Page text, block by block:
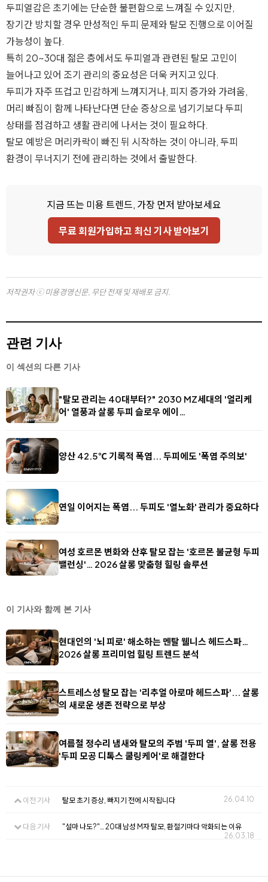
두피열감은 초기에는 단순한 불편함으로 느껴질 수 있지만,
장기간 방치할 경우 만성적인 두피 문제와 탈모 진행으로 이어질
가능성이 높다.
특히 20~30대 젊은 층에서도 두피열과 관련된 탈모 고민이
늘어나고 있어 조기 관리의 중요성은 더욱 커지고 있다.
두피가 자주 뜨겁고 민감하게 느껴지거나, 피지 증가와 가려움,
머리 빠짐이 함께 나타난다면 단순 증상으로 넘기기보다 두피
상태를 점검하고 생활 관리에 나서는 것이 필요하다.
탈모 예방은 머리카락이 빠진 뒤 시작하는 것이 아니라, 두피
환경이 무너지기 전에 관리하는 것에서 출발한다.
지금 뜨는 미용 트렌드, 가장 먼저 받아보세요
무료 회원가입하고 최신 기사 받아보기
저작권자 ⓒ 미용경영신문, 무단 전재 및 재배포 금지.
관련 기사
이 섹션의 다른 기사
"탈모 관리는 40대부터?" 2030 MZ세대의 '얼리케
어' 열풍과 살롱 두피 슬로우 에이…
양산 42.5℃ 기록적 폭염... 두피에도 '폭염 주의보'
연일 이어지는 폭염... 두피도 '열노화' 관리가 중요하다
여성 호르몬 변화와 산후 탈모 잡는 '호르몬 불균형 두피
밸런싱'… 2026 살롱 맞춤형 힐링 솔루션
이 기사와 함께 본 기사
현대인의 '뇌 피로' 해소하는 멘탈 웰니스 헤드스파…
2026 살롱 프리미엄 힐링 트렌드 분석
스트레스성 탈모 잡는 '리추얼 아로마 헤드스파'... 살롱
의 새로운 생존 전략으로 부상
여름철 정수리 냄새와 탈모의 주범 '두피 열', 살롱 전용
'두피 모공 디톡스 쿨링케어'로 해결한다
이전 기사 탈모 초기 증상, 빠지기 전에 시작됩니다 26.04.10
다음 기사
"설마 나도?"… 20대 남성 M자 탈모, 환절기마다 악화되는 이유
26.03.18